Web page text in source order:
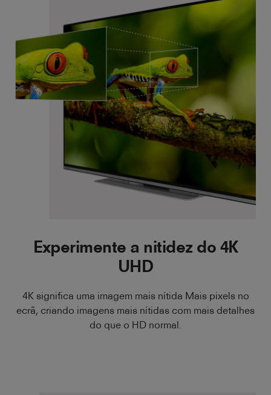
Experimente a nitidez do 4K
UHD
4K significa uma imagem mais nítida Mais pixels no
ecrã, criando imagens mais nítidas com mais detalhes
do que o HD normal.